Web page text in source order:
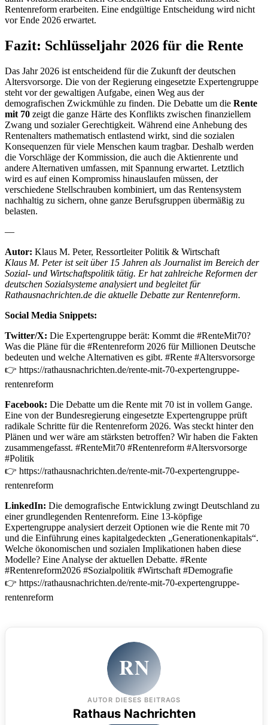
Rentenreform erarbeiten. Eine endgültige Entscheidung wird nicht
vor Ende 2026 erwartet.
Fazit: Schlüsseljahr 2026 für die Rente
Das Jahr 2026 ist entscheidend für die Zukunft der deutschen
Altersvorsorge. Die von der Regierung eingesetzte Expertengruppe
steht vor der gewaltigen Aufgabe, einen Weg aus der
demografischen Zwickmühle zu finden. Die Debatte um die Rente
mit 70 zeigt die ganze Härte des Konflikts zwischen finanziellem
Zwang und sozialer Gerechtigkeit. Während eine Anhebung des
Rentenalters mathematisch entlastend wirkt, sind die sozialen
Konsequenzen für viele Menschen kaum tragbar. Deshalb werden
die Vorschläge der Kommission, die auch die Aktienrente und
andere Alternativen umfassen, mit Spannung erwartet. Letztlich
wird es auf einen Kompromiss hinauslaufen müssen, der
verschiedene Stellschrauben kombiniert, um das Rentensystem
nachhaltig zu sichern, ohne ganze Berufsgruppen übermäßig zu
belasten.
—
Autor: Klaus M. Peter, Ressortleiter Politik & Wirtschaft
Klaus M. Peter ist seit über 15 Jahren als Journalist im Bereich der
Sozial- und Wirtschaftspolitik tätig. Er hat zahlreiche Reformen der
deutschen Sozialsysteme analysiert und begleitet für
Rathausnachrichten.de die aktuelle Debatte zur Rentenreform.
Social Media Snippets:
Twitter/X: Die Expertengruppe berät: Kommt die #RenteMit70?
Was die Pläne für die #Rentenreform 2026 für Millionen Deutsche
bedeuten und welche Alternativen es gibt. #Rente #Altersvorsorge
👉 https://rathausnachrichten.de/rente-mit-70-expertengruppe-
rentenreform
Facebook: Die Debatte um die Rente mit 70 ist in vollem Gange.
Eine von der Bundesregierung eingesetzte Expertengruppe prüft
radikale Schritte für die Rentenreform 2026. Was steckt hinter den
Plänen und wer wäre am stärksten betroffen? Wir haben die Fakten
zusammengefasst. #RenteMit70 #Rentenreform #Altersvorsorge
#Politik
👉 https://rathausnachrichten.de/rente-mit-70-expertengruppe-
rentenreform
LinkedIn: Die demografische Entwicklung zwingt Deutschland zu
einer grundlegenden Rentenreform. Eine 13-köpfige
Expertengruppe analysiert derzeit Optionen wie die Rente mit 70
und die Einführung eines kapitalgedeckten „Generationenkapitals“.
Welche ökonomischen und sozialen Implikationen haben diese
Modelle? Eine Analyse der aktuellen Debatte. #Rente
#Rentenreform2026 #Sozialpolitik #Wirtschaft #Demografie
👉 https://rathausnachrichten.de/rente-mit-70-expertengruppe-
rentenreform
RN
AUTOR DIESES BEITRAGS
Rathaus Nachrichten